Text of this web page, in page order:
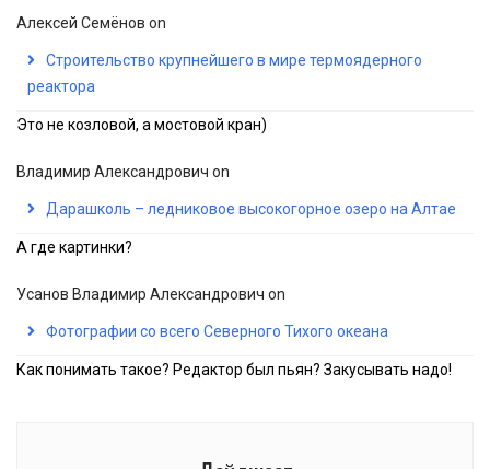
Алексей Семёнов on
Строительство крупнейшего в мире термоядерного
реактора
Это не козловой, а мостовой кран)
Владимир Александрович on
Дарашколь – ледниковое высокогорное озеро на Алтае
А где картинки?
Усанов Владимир Александрович on
Фотографии со всего Северного Тихого океана
Как понимать такое? Редактор был пьян? Закусывать надо!